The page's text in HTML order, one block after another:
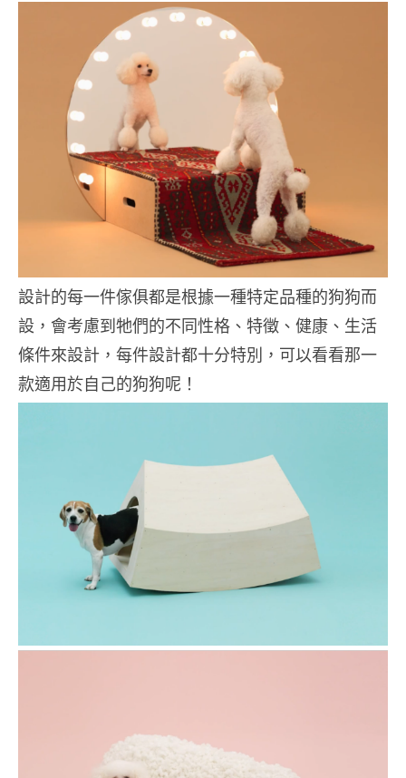
設計的每一件傢俱都是根據一種特定品種的狗狗而
設，會考慮到牠們的不同性格、特徵、健康、生活
條件來設計，每件設計都十分特別，可以看看那一
款適用於自己的狗狗呢！